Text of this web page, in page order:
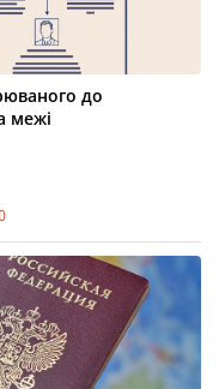
до
межі